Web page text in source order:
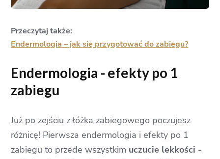
Przeczytaj także:
Endermologia – jak się przygotować do zabiegu?
Endermologia - efekty po 1
zabiegu
Już po zejściu z łóżka zabiegowego poczujesz
różnicę! Pierwsza endermologia i efekty po 1
zabiegu to przede wszystkim uczucie lekkości -